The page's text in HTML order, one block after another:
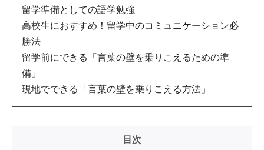
留学準備としての語学勉強
高校生におすすめ！留学中のコミュニケーション必
勝法
留学前にできる「言葉の壁を乗りこえるための準
備」
現地でできる「言葉の壁を乗りこえる方法」
目次